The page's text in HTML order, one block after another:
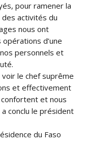
pour ramener la
des activités du
nous ont
d’une
personnels et
le chef suprême
et effectivement
et nous
conclu le président
du Faso